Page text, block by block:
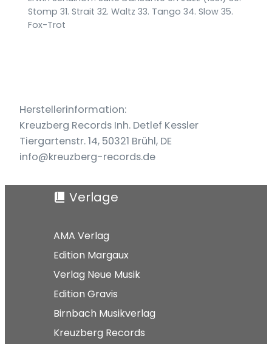
Stomp 31. Strait 32. Waltz 33. Tango 34. Slow 35.
Fox-Trot
Herstellerinformation:
Kreuzberg Records Inh. Detlef Kessler
Tiergartenstr. 14, 50321 Brühl, DE
info@kreuzberg-records.de
Verlage
AMA Verlag
Edition Margaux
Verlag Neue Musik
Edition Gravis
Birnbach Musikverlag
Kreuzberg Records